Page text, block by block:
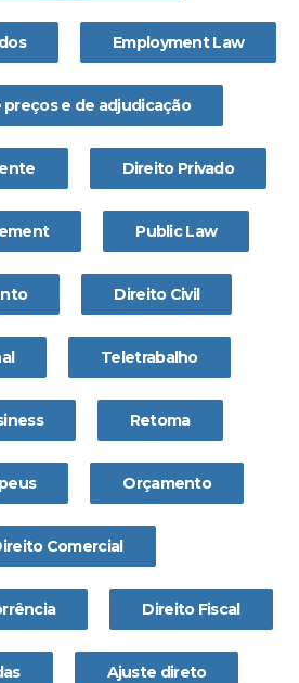
Employment Law
preços e de adjudicação
Direito Privado
Public Law
Direito Civil
Teletrabalho
Retoma
Orçamento
Comercial
Direito Fiscal
Ajuste direto